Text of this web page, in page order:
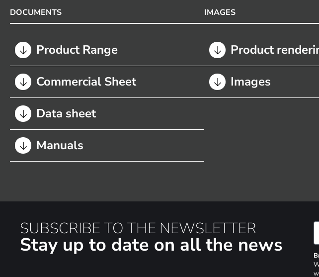
DOCUMENTS
Product Range
Commercial Sheet
Data sheet
Manuals
IMAGES
Product
Images
SUBSCRIBE TO THE NEWSLETTER
Stay up to date on all the news